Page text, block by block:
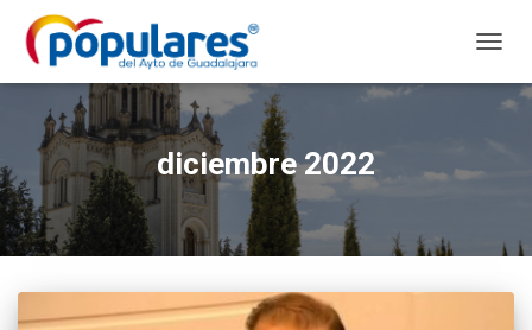
MODO
DE
diciembre 2022